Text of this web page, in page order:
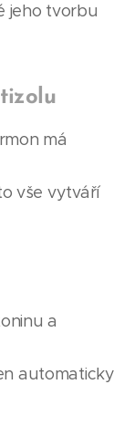
jeho tvorbu
má
vše vytváří
a
automaticky